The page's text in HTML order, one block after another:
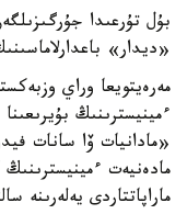
بۇل تۇرعىدا
«ديدار»
مەرەيتويعا وراي
ءمينيسترىنىڭ
«مادانيات ۆا سانات
مادەنيەت
ماراپاتتاردى يەلەرىنە